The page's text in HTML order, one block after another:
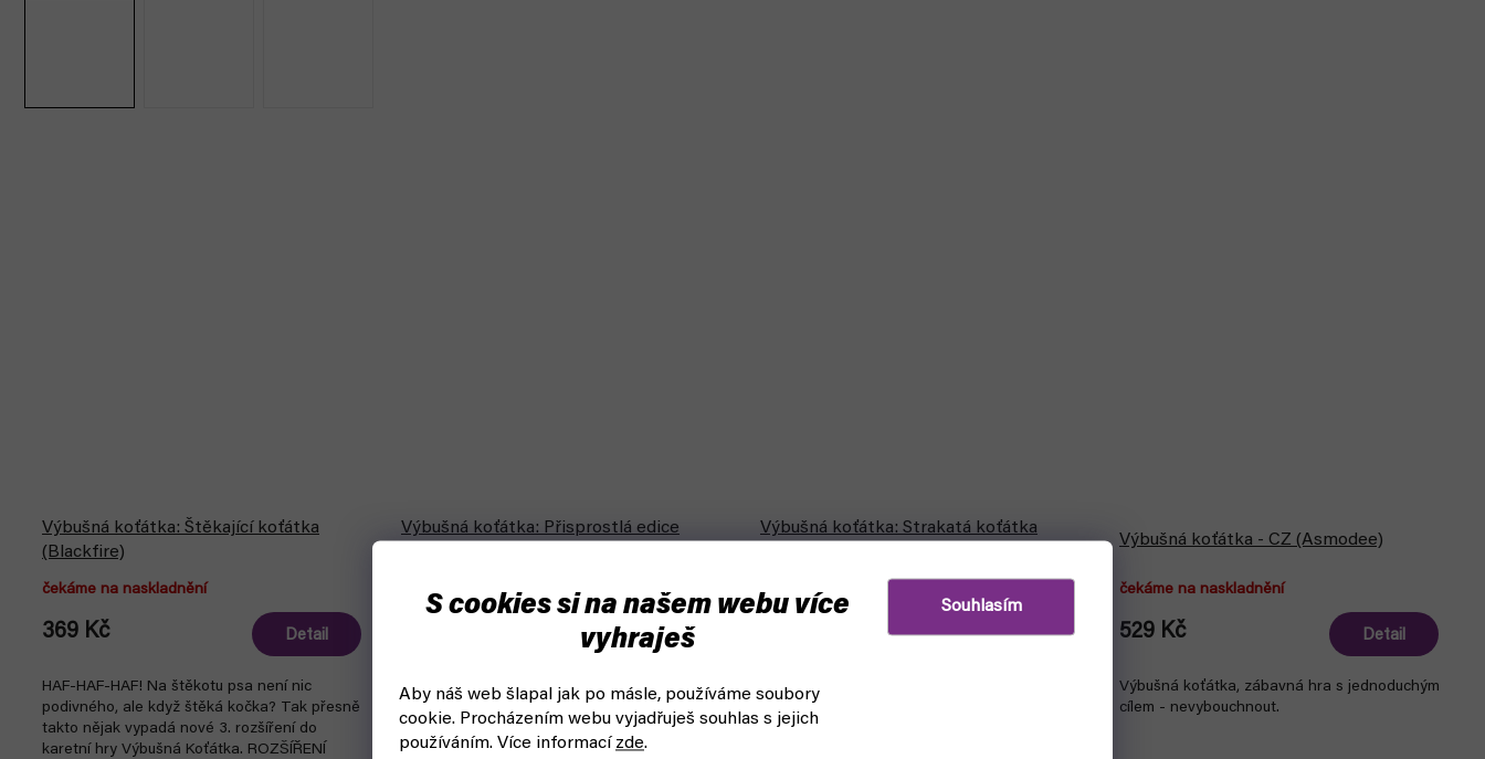
S cookies si na našem webu více
vyhraješ
Aby náš web šlapal jak po másle, používáme soubory
cookie. Procházením webu vyjadřuješ souhlas s jejich
používáním. Více informací zde.
Souhlasím
Výbušná koťátka: Štěkající koťátka
(Blackfire)
čekáme na naskladnění
369 Kč Detail
HAF-HAF-HAF! Na štěkotu psa není nic
podivného, ale když štěká kočka? Tak přesně
takto nějak vypadá nové 3. rozšíření do
karetní hry Výbušná Koťátka. ROZŠÍŘENÍ
Výbušná koťátka: Přisprostlá edice
čekáme na naskladnění
Detail
Taková trošku zvrhlá (trošku víc) edice
Výbušných koťátek pro dospělé.
Výbušná koťátka: Strakatá koťátka
skladem, ihned k odeslání
Do košíku
Již druhé rozšíření oblíbené kočičí karetky
potěší milovníky pořádných výbuchů!
Výbušná koťátka - CZ (Asmodee)
čekáme na naskladnění
529 Kč Detail
Výbušná koťátka, zábavná hra s jednoduchým
cílem - nevybouchnout.